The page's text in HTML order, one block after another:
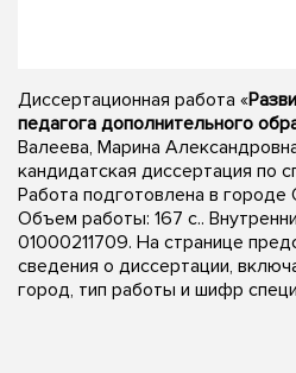
Диссертационная работа «
педагога дополнительного
Валеева, Марина
кандидатская диссертация по
Работа подготовлена в городе
Объем работы: 167 с..
01000211709. На странице
сведения о диссертации,
город, тип работы и шифр